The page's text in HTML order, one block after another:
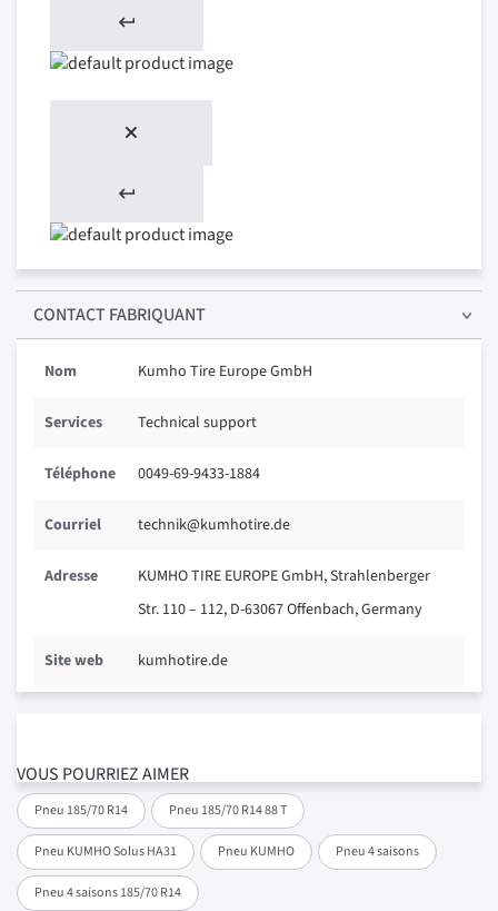
VOUS POURRIEZ AIMER
Pneu 185/70 R14 Pneu 185/70 R14 88 T
Pneu KUMHO Solus HA31 Pneu KUMHO Pneu 4 saisons
Pneu 4 saisons 185/70 R14
CONTACT FABRIQUANT
Nom Kumho Tire Europe GmbH
Services Technical support
Téléphone 0049-69-9433-1884
Courriel technik@kumhotire.de
Adresse
KUMHO TIRE EUROPE GmbH, Strahlenberger
Str. 110 – 112, D-63067 Offenbach, Germany
Site web kumhotire.de